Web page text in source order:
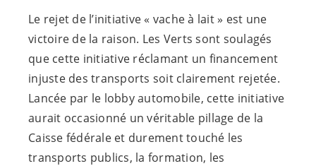
Le rejet de l’initiative « vache à lait » est une
victoire de la raison. Les Verts sont soulagés
que cette initiative réclamant un financement
injuste des transports soit clairement rejetée.
Lancée par le lobby automobile, cette initiative
aurait occasionné un véritable pillage de la
Caisse fédérale et durement touché les
transports publics, la formation, les